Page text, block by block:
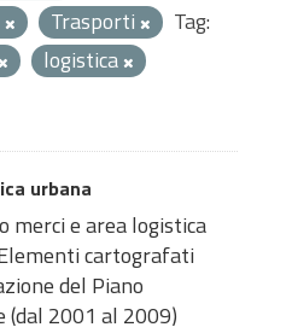
Trasporti
Tag:
logistica
urbana
merci e area logistica
cartografati
del Piano
2001 al 2009)